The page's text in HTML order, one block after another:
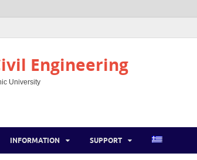
Engineering
University
INFORMATION SUPPORT